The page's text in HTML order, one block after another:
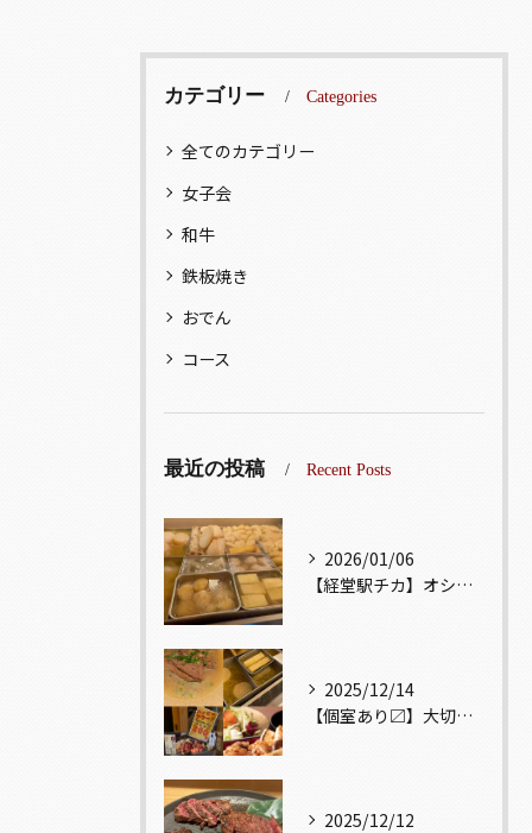
カテゴリー Categories
全てのカテゴリー
女子会
和牛
鉄板焼き
おでん
コース
最近の投稿 Recent Posts
2026/01/06
【経堂駅チカ】オシャレ居酒屋🏮出汁が美味しいおでんがオススメ...
2025/12/14
【個室あり〼】大切な記念日、お祝い事でのご来店ぜひお待ちして...
2025/12/12